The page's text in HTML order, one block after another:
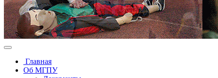
Главная
Об МГПУ